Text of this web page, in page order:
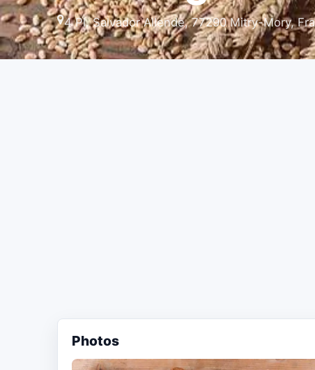
4 Pl. Salvador Allende, 77290 Mitry-Mory,
Photos